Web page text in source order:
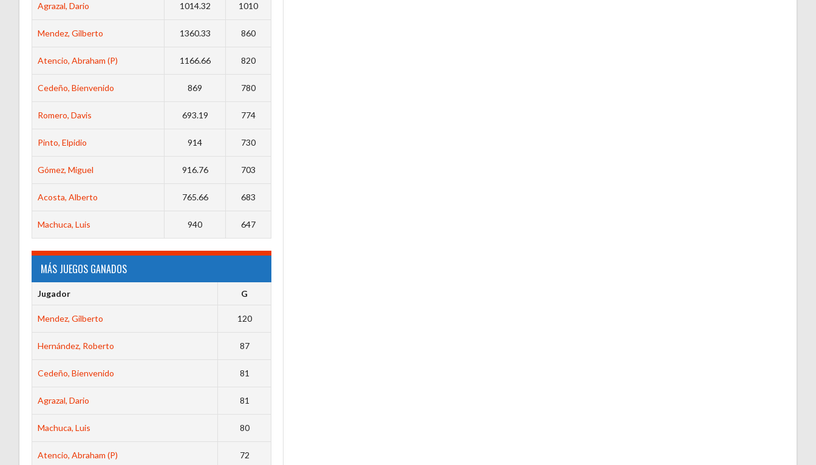
Agrazal, Dario 1014.32 1010
Mendez, Gilberto 1360.33 860
Atencio, Abraham (P) 1166.66 820
Cedeño, Bienvenido 869 780
Romero, Davis 693.19 774
Pinto, Elpidio 914 730
Gómez, Miguel 916.76 703
Acosta, Alberto 765.66 683
Machuca, Luis 940 647
MÁS JUEGOS GANADOS
Jugador G
Mendez, Gilberto 120
Hernández, Roberto 87
Cedeño, Bienvenido 81
Agrazal, Dario 81
Machuca, Luis 80
Atencio, Abraham (P) 72